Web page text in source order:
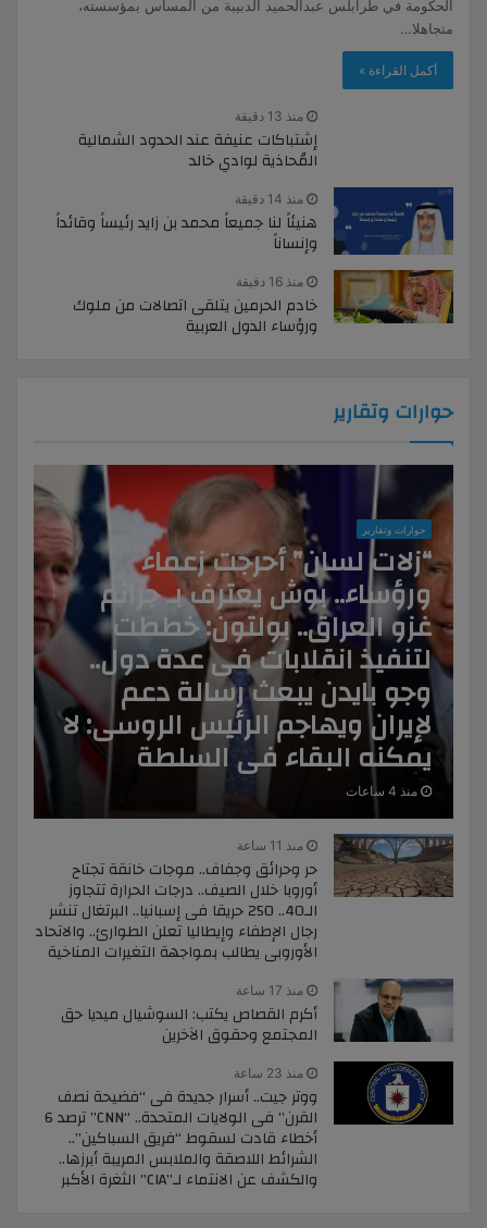
الحكومة في طرابلس عبدالحميد الدبيبة من المساس بمؤسسته،
متجاهلا…
أكمل القراءة »
منذ 13 دقيقة
إشتباكات عنيفة عند الحدود الشمالية
المُحاذية لوادي خالد
منذ 14 دقيقة
هنيئاً لنا جميعاً محمد بن زايد رئيساً وقائداً
وإنساناً
منذ 16 دقيقة
خادم الحرمين يتلقى اتصالات من ملوك
ورؤساء الدول العربية
حوارات وتقارير
حوارات وتقارير
“زلات لسان” أحرجت زعماء
ورؤساء.. بوش يعترف بـ جرائم
غزو العراق.. بولتون: خططت
لتنفيذ انقلابات فى عدة دول..
وجو بايدن يبعث رسالة دعم
لإيران ويهاجم الرئيس الروسى: لا
يمكنه البقاء فى السلطة
منذ 4 ساعات
منذ 11 ساعة
حر وحرائق وجفاف.. موجات خانقة تجتاح
أوروبا خلال الصيف.. درجات الحرارة تتجاوز
الـ40.. 250 حريقا فى إسبانيا.. البرتغال تنشر
رجال الإطفاء وإيطاليا تعلن الطوارئ.. والاتحاد
الأوروبى يطالب بمواجهة التغيرات المناخية
منذ 17 ساعة
أكرم القصاص يكتب: السوشيال ميديا حق
المجتمع وحقوق الآخرين
منذ 23 ساعة
ووتر جيت.. أسرار جديدة فى “فضيحة نصف
القرن” فى الولايات المتحدة.. “CNN” ترصد 6
أخطاء قادت لسقوط “فريق السباكين”..
الشرائط اللاصقة والملابس المريبة أبرزها..
والكشف عن الانتماء لـ”CIA” الثغرة الأكبر